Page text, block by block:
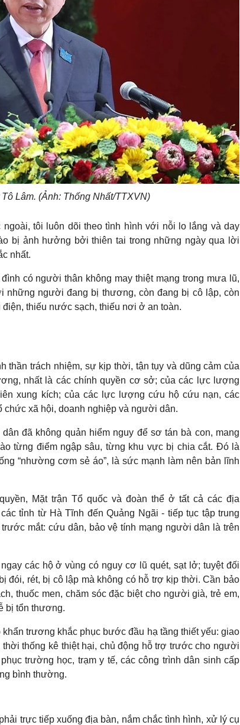
Lâm. (Ảnh: Thống Nhất/TTXVN)
tôi luôn dõi theo tình hình với nỗi lo lắng và day
bị ảnh hưởng bởi thiên tai trong những ngày qua lời
nhất.
có người thân không may thiệt mạng trong mưa lũ,
những người đang bị thương, còn đang bị cô lập, còn
thiếu nước sạch, thiếu nơi ở an toàn.
thần trách nhiệm, sự kịp thời, tận tụy và dũng cảm của
nhất là các chính quyền cơ sở; của các lực lượng
xung kích; của các lực lượng cứu hộ cứu nạn, các
chức xã hội, doanh nghiệp và người dân.
đã không quản hiểm nguy để sơ tán bà con, mang
từng điểm ngập sâu, từng khu vực bị chia cắt. Đó là
“nhường cơm sẻ áo”, là sức mạnh làm nên bản lĩnh
Mặt trận Tổ quốc và đoàn thể ở tất cả các địa
tỉnh từ Hà Tĩnh đến Quảng Ngãi - tiếp tục tập trung
mắt: cứu dân, bảo vệ tính mạng người dân là trên
các hộ ở vùng có nguy cơ lũ quét, sạt lở; tuyệt đối
đói, rét, bị cô lập mà không có hỗ trợ kịp thời. Cần bảo
thuốc men, chăm sóc đặc biệt cho người già, trẻ em,
bị tổn thương.
trương khắc phục bước đầu hạ tầng thiết yếu: giao
thống kê thiệt hại, chủ động hỗ trợ trước cho người
trường học, trạm y tế, các công trình dân sinh cấp
bình thường.
trực tiếp xuống địa bàn, nắm chắc tình hình, xử lý cụ